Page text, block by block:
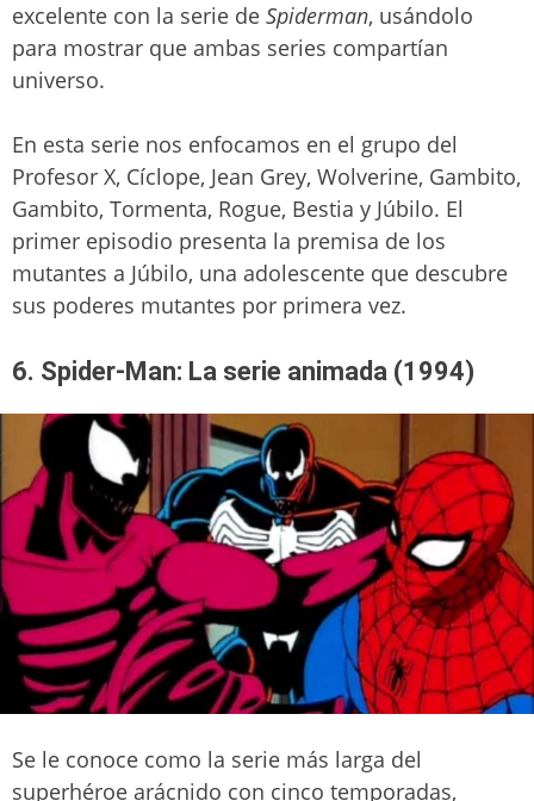
excelente con la serie de Spiderman, usándolo
para mostrar que ambas series compartían
universo.
En esta serie nos enfocamos en el grupo del
Profesor X, Cíclope, Jean Grey, Wolverine, Gambito,
Gambito, Tormenta, Rogue, Bestia y Júbilo. El
primer episodio presenta la premisa de los
mutantes a Júbilo, una adolescente que descubre
sus poderes mutantes por primera vez.
6. Spider-Man: La serie animada (1994)
Se le conoce como la serie más larga del
superhéroe arácnido con cinco temporadas,